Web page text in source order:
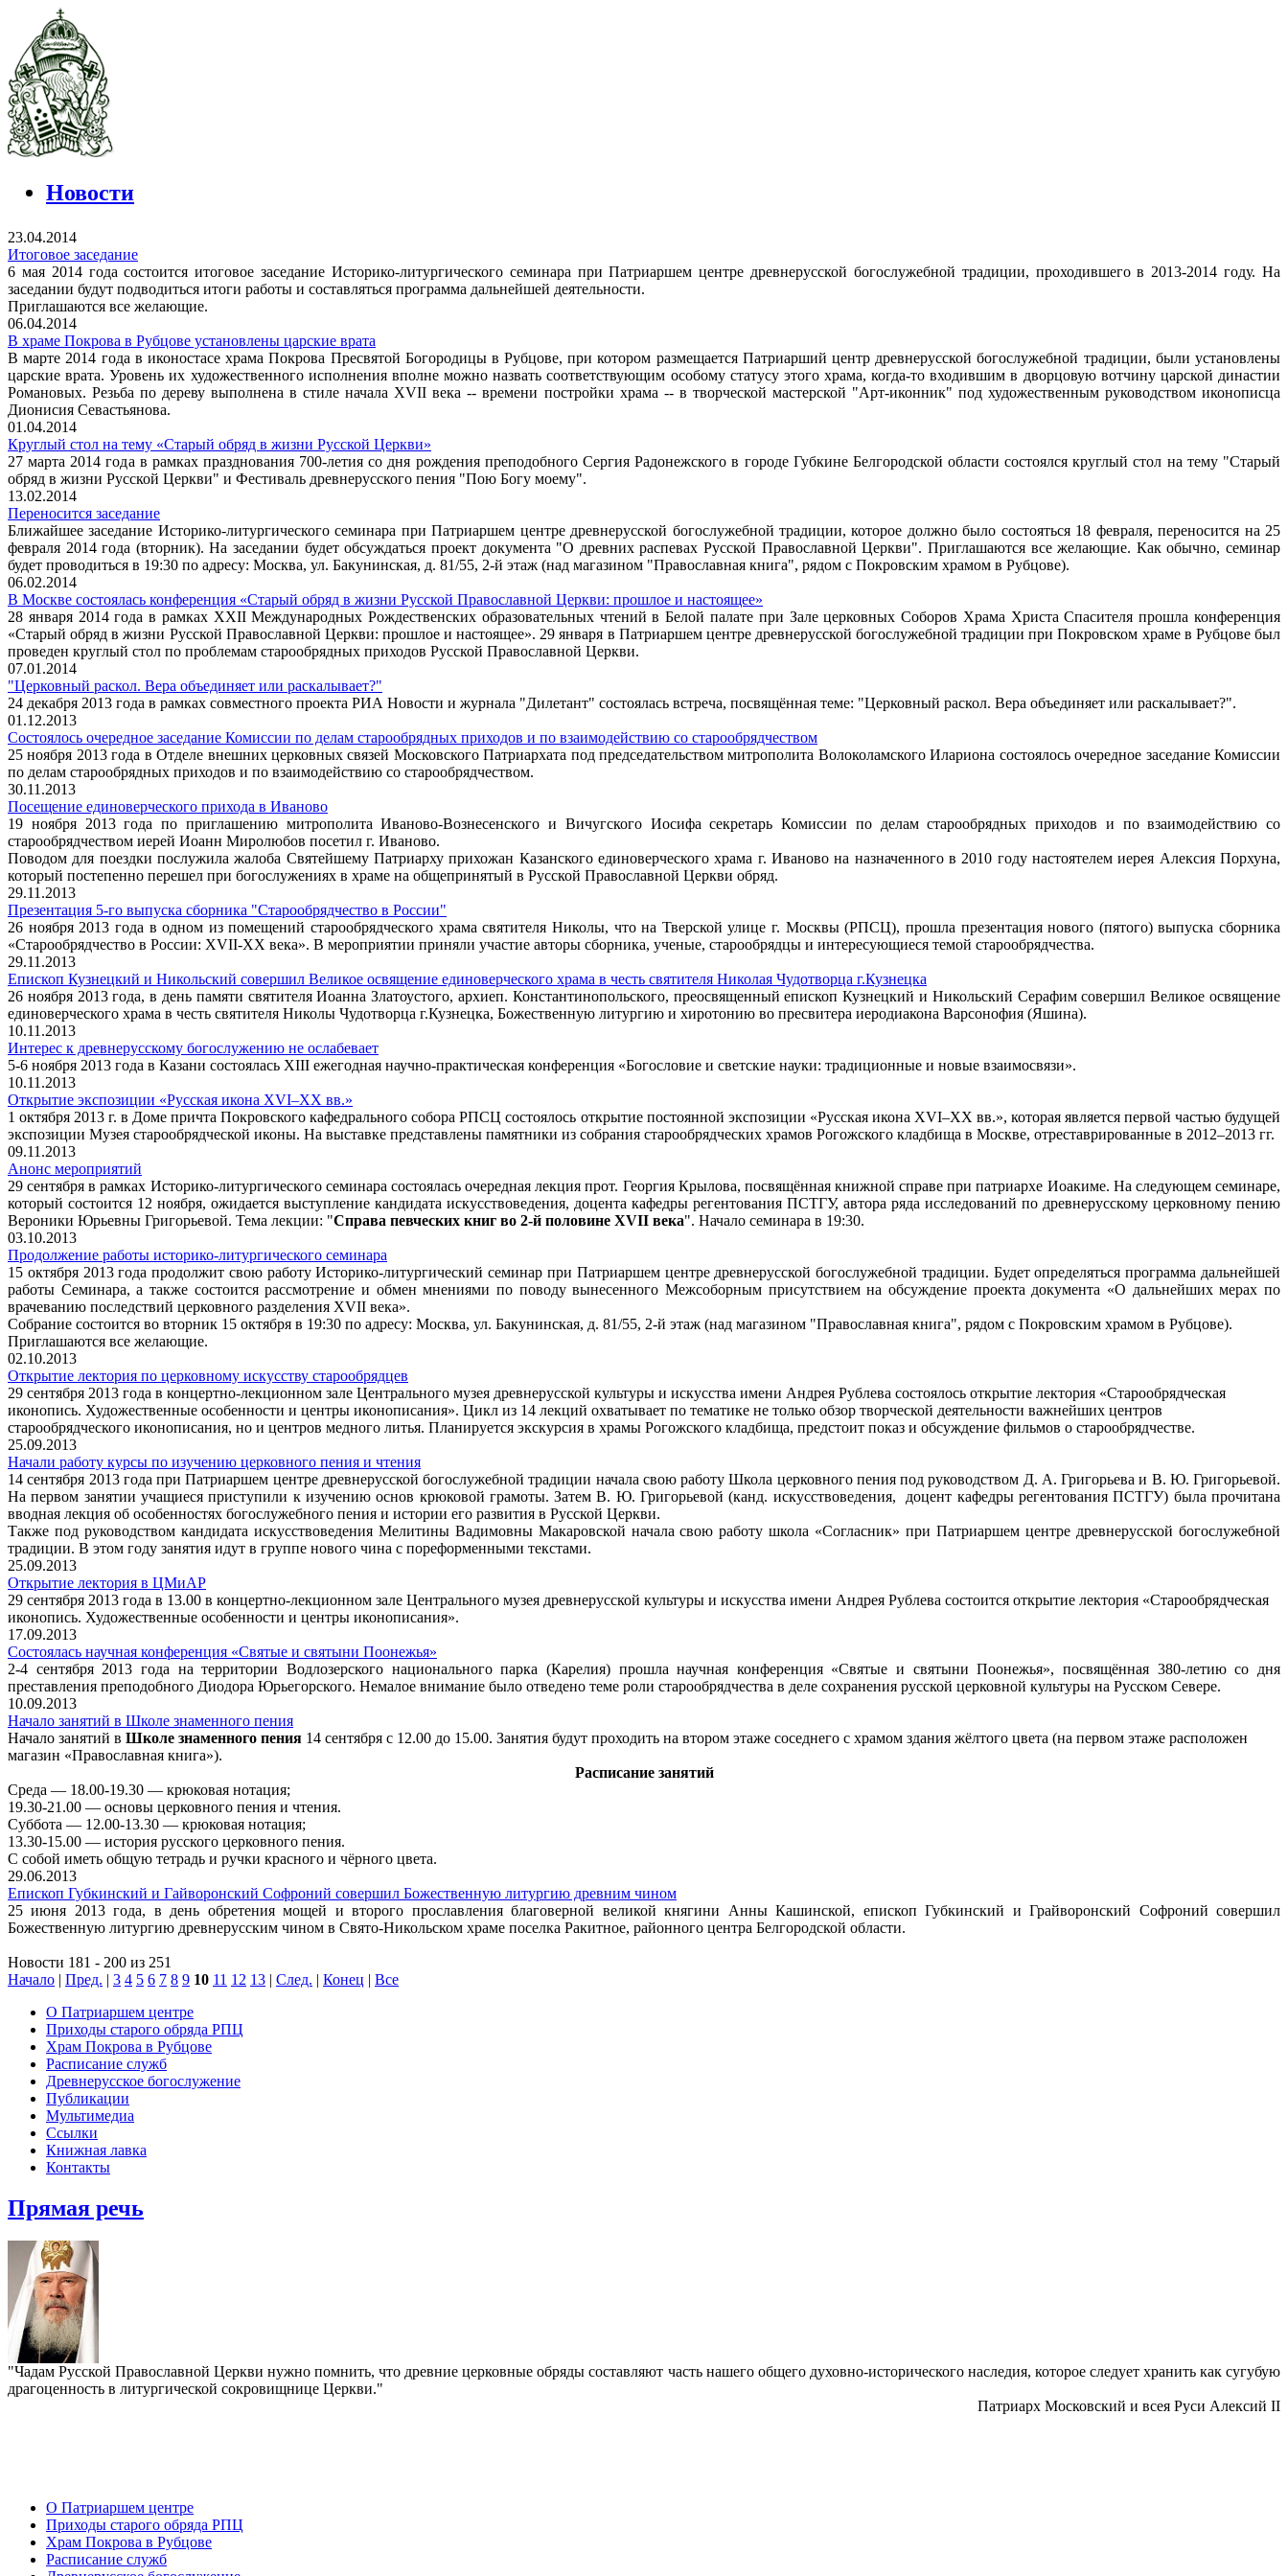
Новости
23.04.2014
Итоговое заседание
6 мая 2014 года состоится итоговое заседание Историко-литургического семинара при Патриаршем центре древнерусской богослужебной традиции, проходившего в 2013-2014 году. На
заседании будут подводиться итоги работы и составляться программа дальнейшей деятельности.
Приглашаются все желающие.
06.04.2014
В храме Покрова в Рубцове установлены царские врата
В марте 2014 года в иконостасе храма Покрова Пресвятой Богородицы в Рубцове, при котором размещается Патриарший центр древнерусской богослужебной традиции, были установлены
царские врата. Уровень их художественного исполнения вполне можно назвать соответствующим особому статусу этого храма, когда-то входившим в дворцовую вотчину царской династии
Романовых. Резьба по дереву выполнена в стиле начала XVII века -- времени постройки храма -- в творческой мастерской "Арт-иконник" под художественным руководством иконописца
Дионисия Севастьянова.
01.04.2014
Круглый стол на тему «Старый обряд в жизни Русской Церкви»
27 марта 2014 года в рамках празднования 700-летия со дня рождения преподобного Сергия Радонежского в городе Губкине Белгородской области состоялся круглый стол на тему "Старый
обряд в жизни Русской Церкви" и Фестиваль древнерусского пения "Пою Богу моему".
13.02.2014
Переносится заседание
Ближайшее заседание Историко-литургического семинара при Патриаршем центре древнерусской богослужебной традиции, которое должно было состояться 18 февраля, переносится на 25
февраля 2014 года (вторник). На заседании будет обсуждаться проект документа "О древних распевах Русской Православной Церкви". Приглашаются все желающие. Как обычно, семинар
будет проводиться в 19:30 по адресу: Москва, ул. Бакунинская, д. 81/55, 2-й этаж (над магазином "Православная книга", рядом с Покровским храмом в Рубцове).
06.02.2014
В Москве состоялась конференция «Старый обряд в жизни Русской Православной Церкви: прошлое и настоящее»
28 января 2014 года в рамках XXII Международных Рождественских образовательных чтений в Белой палате при Зале церковных Соборов Храма Христа Спасителя прошла конференция
«Старый обряд в жизни Русской Православной Церкви: прошлое и настоящее». 29 января в Патриаршем центре древнерусской богослужебной традиции при Покровском храме в Рубцове был
проведен круглый стол по проблемам старообрядных приходов Русской Православной Церкви.
07.01.2014
"Церковный раскол. Вера объединяет или раскалывает?"
24 декабря 2013 года в рамках совместного проекта РИА Новости и журнала "Дилетант" состоялась встреча, посвящённая теме: "Церковный раскол. Вера объединяет или раскалывает?".
01.12.2013
Состоялось очередное заседание Комиссии по делам старообрядных приходов и по взаимодействию со старообрядчеством
25 ноября 2013 года в Отделе внешних церковных связей Московского Патриархата под председательством митрополита Волоколамского Илариона состоялось очередное заседание Комиссии
по делам старообрядных приходов и по взаимодействию со старообрядчеством.
30.11.2013
Посещение единоверческого прихода в Иваново
19 ноября 2013 года по приглашению митрополита Иваново-Вознесенского и Вичугского Иосифа секретарь Комиссии по делам старообрядных приходов и по взаимодействию со
старообрядчеством иерей Иоанн Миролюбов посетил г. Иваново.
Поводом для поездки послужила жалоба Святейшему Патриарху прихожан Казанского единоверческого храма г. Иваново на назначенного в 2010 году настоятелем иерея Алексия Порхуна,
который постепенно перешел при богослужениях в храме на общепринятый в Русской Православной Церкви обряд.
29.11.2013
Презентация 5-го выпуска сборника "Старообрядчество в России"
26 ноября 2013 года в одном из помещений старообрядческого храма святителя Николы, что на Тверской улице г. Москвы (РПСЦ), прошла презентация нового (пятого) выпуска сборника
«Старообрядчество в России: XVII-XX века». В мероприятии приняли участие авторы сборника, ученые, старообрядцы и интересующиеся темой старообрядчества.
29.11.2013
Епископ Кузнецкий и Никольский совершил Великое освящение единоверческого храма в честь святителя Николая Чудотворца г.Кузнецка
26 ноября 2013 года, в день памяти святителя Иоанна Златоустого, архиеп. Константинопольского, преосвященный епископ Кузнецкий и Никольский Серафим совершил Великое освящение
единоверческого храма в честь святителя Николы Чудотворца г.Кузнецка, Божественную литургию и хиротонию во пресвитера иеродиакона Варсонофия (Яшина).
10.11.2013
Интерес к древнерусскому богослужению не ослабевает
5-6 ноября 2013 года в Казани состоялась XIII ежегодная научно-практическая конференция «Богословие и светские науки: традиционные и новые взаимосвязи».
10.11.2013
Открытие экспозиции «Русская икона XVI–XX вв.»
1 октября 2013 г. в Доме причта Покровского кафедрального собора РПСЦ состоялось открытие постоянной экспозиции «Русская икона XVI–XX вв.», которая является первой частью будущей
экспозиции Музея старообрядческой иконы. На выставке представлены памятники из собрания старообрядческих храмов Рогожского кладбища в Москве, отреставрированные в 2012–2013 гг.
09.11.2013
Анонс мероприятий
29 сентября в рамках Историко-литургического семинара состоялась очередная лекция прот. Георгия Крылова, посвящённая книжной справе при патриархе Иоакиме. На следующем семинаре,
который состоится 12 ноября, ожидается выступление кандидата искусствоведения, доцента кафедры регентования ПСТГУ, автора ряда исследований по древнерусскому церковному пению
Вероники Юрьевны Григорьевой. Тема лекции: "Справа певческих книг во 2-й половине XVII века". Начало семинара в 19:30.
03.10.2013
Продолжение работы историко-литургического семинара
15 октября 2013 года продолжит свою работу Историко-литургический семинар при Патриаршем центре древнерусской богослужебной традиции. Будет определяться программа дальнейшей
работы Семинара, а также состоится рассмотрение и обмен мнениями по поводу вынесенного Межсоборным присутствием на обсуждение проекта документа «О дальнейших мерах по
врачеванию последствий церковного разделения XVII века».
Собрание состоится во вторник 15 октября в 19:30 по адресу: Москва, ул. Бакунинская, д. 81/55, 2-й этаж (над магазином "Православная книга", рядом с Покровским храмом в Рубцове).
Приглашаются все желающие.
02.10.2013
Открытие лектория по церковному искусству старообрядцев
29 сентября 2013 года в концертно-лекционном зале Центрального музея древнерусской культуры и искусства имени Андрея Рублева состоялось открытие лектория «Старообрядческая
иконопись. Художественные особенности и центры иконописания». Цикл из 14 лекций охватывает по тематике не только обзор творческой деятельности важнейших центров
старообрядческого иконописания, но и центров медного литья. Планируется экскурсия в храмы Рогожского кладбища, предстоит показ и обсуждение фильмов о старообрядчестве.
25.09.2013
Начали работу курсы по изучению церковного пения и чтения
14 сентября 2013 года при Патриаршем центре древнерусской богослужебной традиции начала свою работу Школа церковного пения под руководством Д. А. Григорьева и В. Ю. Григорьевой.
На первом занятии учащиеся приступили к изучению основ крюковой грамоты. Затем В. Ю. Григорьевой (канд. искусствоведения, доцент кафедры регентования ПСТГУ) была прочитана
вводная лекция об особенностях богослужебного пения и истории его развития в Русской Церкви.
Также под руководством кандидата искусствоведения Мелитины Вадимовны Макаровской начала свою работу школа «Согласник» при Патриаршем центре древнерусской богослужебной
традиции. В этом году занятия идут в группе нового чина с пореформенными текстами.
25.09.2013
Открытие лектория в ЦМиАР
29 сентября 2013 года в 13.00 в концертно-лекционном зале Центрального музея древнерусской культуры и искусства имени Андрея Рублева состоится открытие лектория «Старообрядческая
иконопись. Художественные особенности и центры иконописания».
17.09.2013
Состоялась научная конференция «Святые и святыни Поонежья»
2-4 сентября 2013 года на территории Водлозерского национального парка (Карелия) прошла научная конференция «Святые и святыни Поонежья», посвящённая 380-летию со дня
преставления преподобного Диодора Юрьегорского. Немалое внимание было отведено теме роли старообрядчества в деле сохранения русской церковной культуры на Русском Севере.
10.09.2013
Начало занятий в Школе знаменного пения
Начало занятий в Школе знаменного пения 14 сентября с 12.00 до 15.00. Занятия будут проходить на втором этаже соседнего с храмом здания жёлтого цвета (на первом этаже расположен
магазин «Православная книга»).
Расписание занятий
Среда — 18.00-19.30 — крюковая нотация;
19.30-21.00 — основы церковного пения и чтения.
Суббота — 12.00-13.30 — крюковая нотация;
13.30-15.00 — история русского церковного пения.
С собой иметь общую тетрадь и ручки красного и чёрного цвета.
29.06.2013
Епископ Губкинский и Гайворонский Софроний совершил Божественную литургию древним чином
25 июня 2013 года, в день обретения мощей и второго прославления благоверной великой княгини Анны Кашинской, епископ Губкинский и Грайворонский Софроний совершил
Божественную литургию древнерусским чином в Свято-Никольском храме поселка Ракитное, районного центра Белгородской области.
Новости 181 - 200 из 251
Начало | Пред. | 3 4 5 6 7 8 9 10 11 12 13 | След. | Конец | Все
О Патриаршем центре
Приходы старого обряда РПЦ
Храм Покрова в Рубцове
Расписание служб
Древнерусское богослужение
Публикации
Мультимедиа
Ссылки
Книжная лавка
Контакты
Прямая речь
"Чадам Русской Православной Церкви нужно помнить, что древние церковные обряды составляют часть нашего общего духовно-исторического наследия, которое следует хранить как сугубую
драгоценность в литургической сокровищнице Церкви."
Патриарх Московский и всея Руси Алексий II
О Патриаршем центре
Приходы старого обряда РПЦ
Храм Покрова в Рубцове
Расписание служб